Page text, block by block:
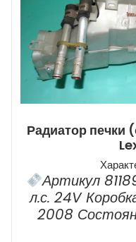
Радиатор печки
Артикул
л.с. 24V
2008